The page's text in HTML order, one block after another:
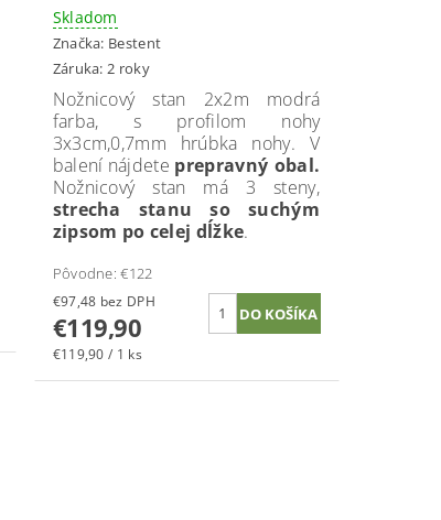
Skladom
Značka: Bestent
Záruka: 2 roky
Nožnicový stan 2x2m modrá
farba, s profilom nohy
3x3cm,0,7mm hrúbka nohy. V
balení nájdete prepravný obal.
Nožnicový stan má 3 steny,
strecha stanu so suchým
zipsom po celej dĺžke.
Pôvodne:€122
€97,48 bez DPH
€119,90
€119,90 / 1 ks